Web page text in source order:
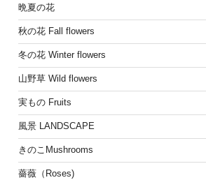
晩夏の花
秋の花 Fall flowers
冬の花 Winter flowers
山野草 Wild flowers
実もの Fruits
風景 LANDSCAPE
きのこMushrooms
薔薇（Roses)